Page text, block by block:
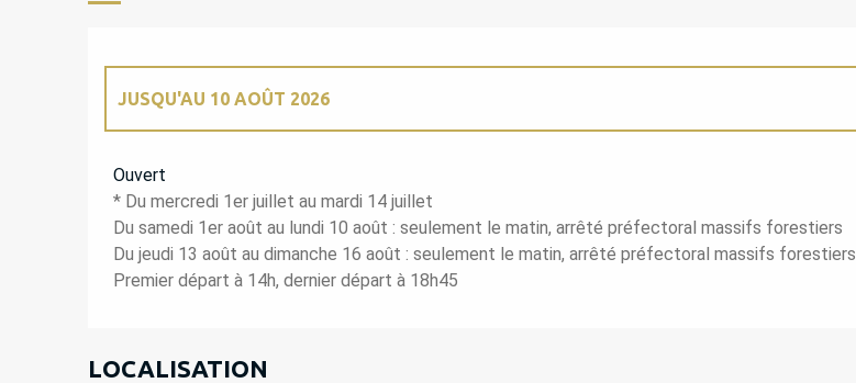
JUSQU'AU 10 AOÛT 2026
DU13 AOÛT 2026AU16 AOÛT 2026
Ouvert
* Du mercredi 1er juillet au mardi 14 juillet
Du samedi 1er août au lundi 10 août : seulement le matin, arrêté préfectoral massifs forestiers
Du jeudi 13 août au dimanche 16 août : seulement le matin, arrêté préfectoral massifs forestiers
Premier départ à 14h, dernier départ à 18h45
LOCALISATION